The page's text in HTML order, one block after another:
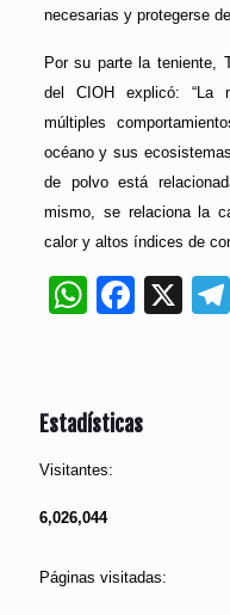
necesarias y protegerse
Por su parte la teniente,
del CIOH explicó: “La
múltiples
océano y sus
de polvo está
mismo, se relaciona la
calor y altos índices de
X
Estadísticas
Visitantes:
6,026,044
Páginas visitadas: